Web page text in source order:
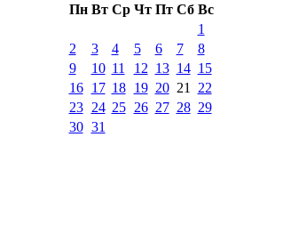
Пн Вт Ср Чт Пт Сб Вс
1
2
3 4 5 6 7
8
9
10 11 12 13 14 15
16
17 18 19 20 21
22
23
24 25 26 27 28 29
30 31